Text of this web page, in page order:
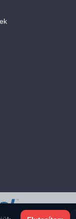
a sütiket?